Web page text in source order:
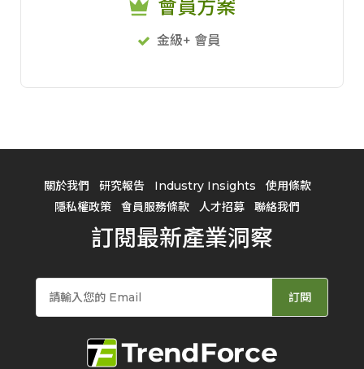
會員方案
金級+ 會員
關於我們 研究報告 Industry Insights
使用條款
隱私權政策
會員服務條款 人才招募 聯絡我們
訂閱最新產業洞察
訂閱